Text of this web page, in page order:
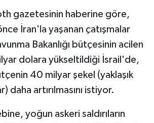
gazetesinin haberine göre,
İran'la yaşanan çatışmalar
Bakanlığı bütçesinin acilen
dolara yükseltildiği İsrail'de,
40 milyar şekel (yaklaşık
daha artırılmasını istiyor.
yoğun askeri saldırıların